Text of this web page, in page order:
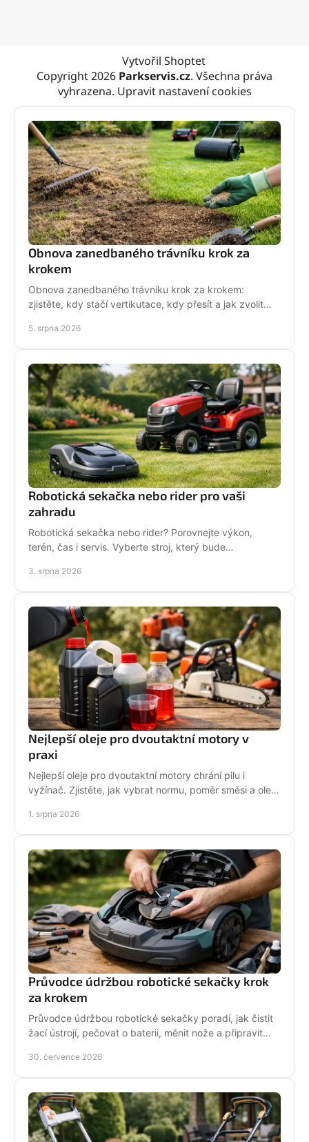
Vytvořil Shoptet
Copyright 2026 Parkservis.cz. Všechna práva
vyhrazena. Upravit nastavení cookies
Obnova zanedbaného trávníku krok za
krokem
Obnova zanedbaného trávníku krok za krokem:
zjistěte, kdy stačí vertikutace, kdy přesít a jak zvolit
chyb
5. srpna 2026
Robotická sekačka nebo rider pro vaši
zahradu
Robotická sekačka nebo rider? Porovnejte výkon,
terén, čas i servis. Vyberte stroj, který bude
sezónu.
3. srpna 2026
Nejlepší oleje pro dvoutaktní motory v
praxi
Nejlepší oleje pro dvoutaktní motory chrání pilu i
vyžínač. Zjistěte, jak vybrat normu, poměr směsi a olej
1. srpna 2026
Průvodce údržbou robotické sekačky krok
za krokem
Průvodce údržbou robotické sekačky poradí, jak čistit
žací ústrojí, pečovat o baterii, měnit nože a připravit
30. července 2026